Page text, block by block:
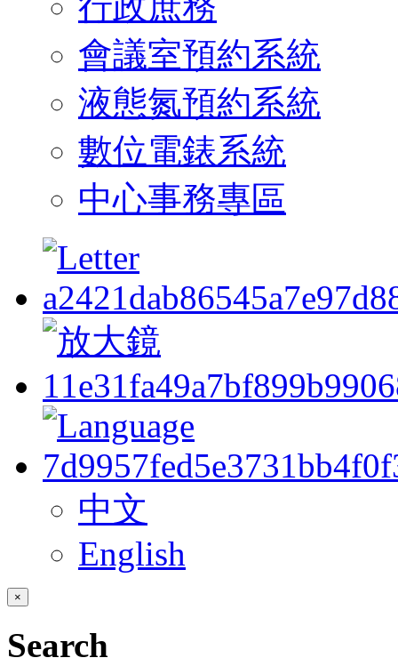
會議室預約系統
液態氮預約系統
數位電錶系統
中心事務專區
中文
English
×
Search